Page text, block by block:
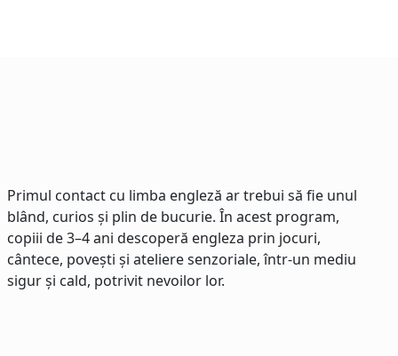
Primul contact cu limba engleză ar trebui să fie unul
blând, curios și plin de bucurie. În acest program,
copiii de 3–4 ani descoperă engleza prin jocuri,
cântece, povești și ateliere senzoriale, într-un mediu
sigur și cald, potrivit nevoilor lor.